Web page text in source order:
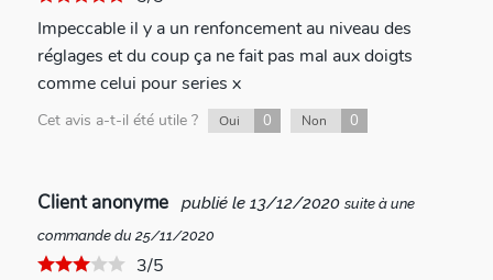
Impeccable il y a un renfoncement au niveau des
réglages et du coup ça ne fait pas mal aux doigts
comme celui pour series x
Cet avis a-t-il été utile ? Oui 0 Non 0
Client anonyme publié le 13/12/2020 suite à une
commande du 25/11/2020
3/5